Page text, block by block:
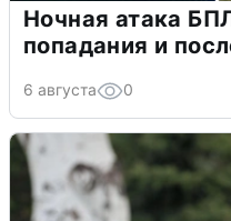
Ночная атака
попадания и
6 августа 0